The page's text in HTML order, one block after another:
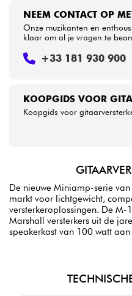
Bekijk
KOOPGIDS VOOR
Koopgids voor
NEEM CONTACT OP
Onze muzikanten en
klaar om al je vragen te
+33 181 930 900
De nieuwe Miniamp-serie
markt voor lichtgewicht,
versterkeroplossingen. De
Marshall versterkers uit de
speakerkast van 100 watt